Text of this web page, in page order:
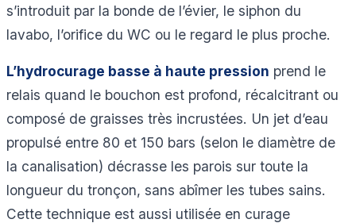
s’introduit par la bonde de l’évier, le siphon du
lavabo, l’orifice du WC ou le regard le plus proche.
L’hydrocurage basse à haute pression prend le
relais quand le bouchon est profond, récalcitrant ou
composé de graisses très incrustées. Un jet d’eau
propulsé entre 80 et 150 bars (selon le diamètre de
la canalisation) décrasse les parois sur toute la
longueur du tronçon, sans abîmer les tubes sains.
Cette technique est aussi utilisée en curage